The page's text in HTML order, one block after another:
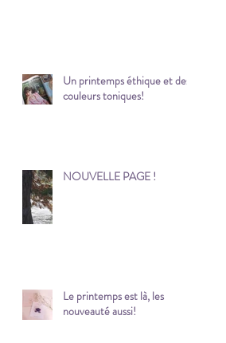
Un printemps éthique et des
couleurs toniques!
NOUVELLE PAGE !
Le printemps est là, les
nouveauté aussi!